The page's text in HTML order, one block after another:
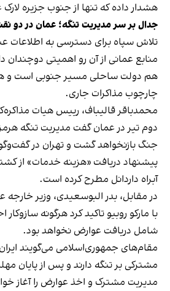
هشدار داده که تنها از جنوب جزیره لارک
جدال بر سر مدیریت تنگه؛ عمان در دو
تلاش سپاه برای دسترسی به اطلاعات
منابع عمانی از آن رو اهمیتی
هم دولت ساحلی مسیر جنوبی است و
چارچوب مذاکرات جاری.
محمدباقر قالیباف، رییس هیات
دوم تیر در عمان گفت مدیریت تنگه
جنگ بازنخواهد گشت و تهران در
پیشنهاد دریافت «هزینه خدمات» از
آبراه داردانل مطرح کرده است.
در مقابل، بدر البوسعیدی، وزیر خارجه
با مارکو روبیو تاکید کرد هرگونه
شامل دریافت عوارض نخواهد بود.
مقام‌های جمهوری‌اسلامی می‌گویند
مدیریت مشترک و اخذ عوارض را آغاز